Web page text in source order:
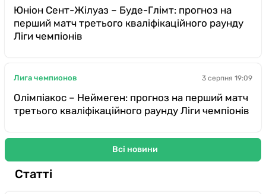
Юніон Сент-Жілуаз – Буде-Глімт: прогноз на
перший матч третього кваліфікаційного раунду
Ліги чемпіонів
Лига чемпионов 3 серпня 19:09
Олімпіакос – Неймеген: прогноз на перший матч
третього кваліфікаційного раунду Ліги чемпіонів
Всі новини
Статті